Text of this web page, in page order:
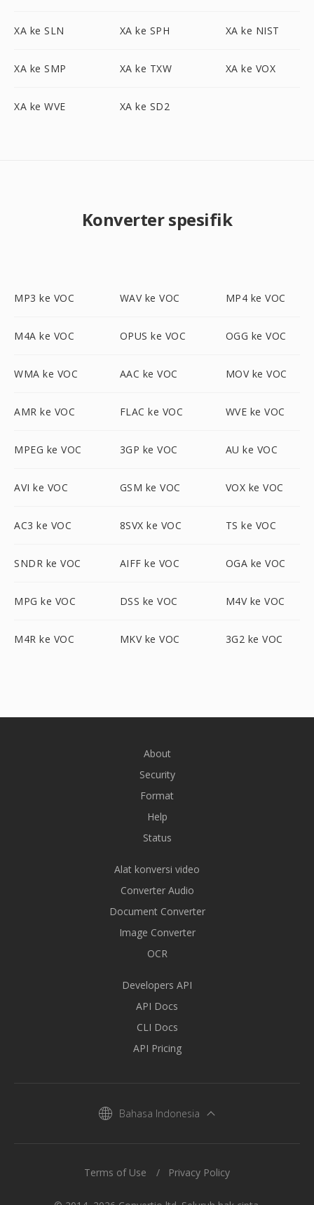
XA ke SLN XA ke SPH XA ke NIST
XA ke SMP XA ke TXW XA ke VOX
XA ke WVE XA ke SD2
Konverter spesifik
MP3 ke VOC WAV ke VOC MP4 ke VOC
M4A ke VOC OPUS ke VOC OGG ke VOC
WMA ke VOC AAC ke VOC MOV ke VOC
AMR ke VOC FLAC ke VOC WVE ke VOC
MPEG ke VOC 3GP ke VOC AU ke VOC
AVI ke VOC GSM ke VOC VOX ke VOC
AC3 ke VOC 8SVX ke VOC TS ke VOC
SNDR ke VOC AIFF ke VOC OGA ke VOC
MPG ke VOC DSS ke VOC M4V ke VOC
M4R ke VOC MKV ke VOC 3G2 ke VOC
About
Security
Format
Help
Status
Alat konversi video
Converter Audio
Document Converter
Image Converter
OCR
Developers API
API Docs
CLI Docs
API Pricing
Bahasa Indonesia
Terms of Use Privacy Policy